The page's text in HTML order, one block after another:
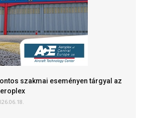
szakmai eseményen tárgyal az